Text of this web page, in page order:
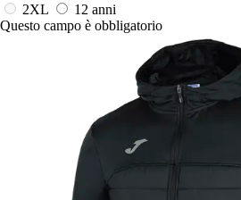
2XL
12 anni
Questo campo è obbligatorio